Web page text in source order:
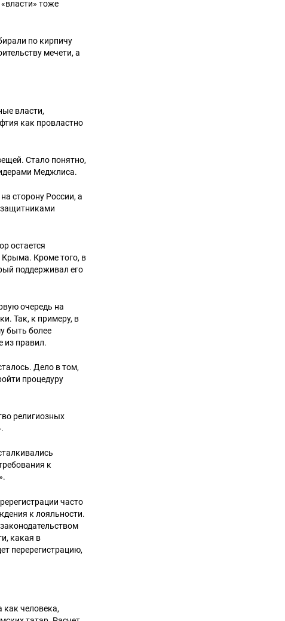
тоже
по кирпичу
мечети, а
власти,
как провластно
Стало понятно,
Меджлиса.
сторону России, а
остается
Кроме того, в
поддерживал его
очередь на
Так, к примеру, в
быть более
из правил.
Дело в том,
процедуру
религиозных
к
часто
к лояльности.
какая в
перерегистрацию,
как человека,